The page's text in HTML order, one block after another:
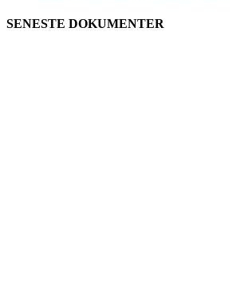
SENESTE DOKUMENTER